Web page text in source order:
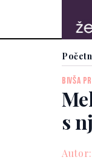
BIVŠA
s
Autor: